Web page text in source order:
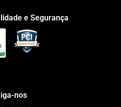
e Segurança
nos